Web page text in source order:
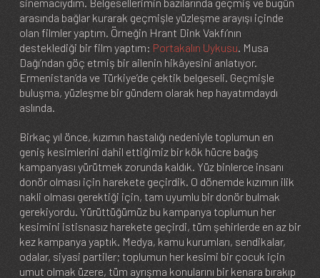
arasında bağlar kurarak geçmişle yüzleşme arayışı içinde
olan filmler yaptım. Örneğin Hrant Dink Vakfı’nın
desteklediği bir film yaptım: Portakalın Uykusu . Musa
Dağı’ndan göç etmiş bir ailenin hikâyesini anlatıyor.
Ermenistan’da ve Türkiye’de çektik belgeseli. Geçmişle
buluşma, yüzleşme bir gündem olarak hep hayatımdaydı
aslında.
Birkaç yıl önce, kızımın hastalığı nedeniyle toplumun en
geniş kesimlerini dahil ettiğimiz bir kök hücre bağış
kampanyası yürütmek zorunda kaldık. Yüz binlerce insanı
donör olması için harekete geçirdik. O dönemde kızımın ilik
nakli olması gerektiği için, tam uyumlu bir donör bulmak
gerekiyordu. Yürüttüğümüz bu kampanya toplumun her
kesimini istisnasız harekete geçirdi, tüm şehirlerde en az bir
kez kampanya yaptık. Medya, kamu kurumları, sendikalar,
odalar, siyasi partiler; toplumun her kesimi bir çocuk için
umut olmak üzere, tüm ayrışma konularını bir kenara bırakıp